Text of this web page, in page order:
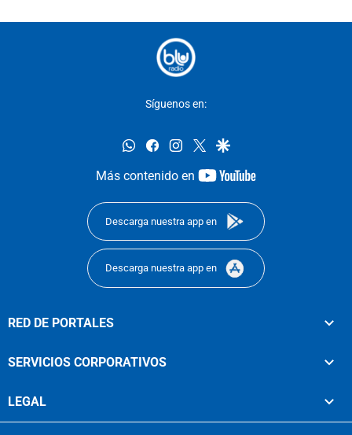
Síguenos en:
whatsappfacebookinstagram
twittergoogle
Más contenido en
youtube-
Descarga nuestra app en
Descarga nuestra app en
RED DE PORTALES
SERVICIOS CORPORATIVOS
LEGAL